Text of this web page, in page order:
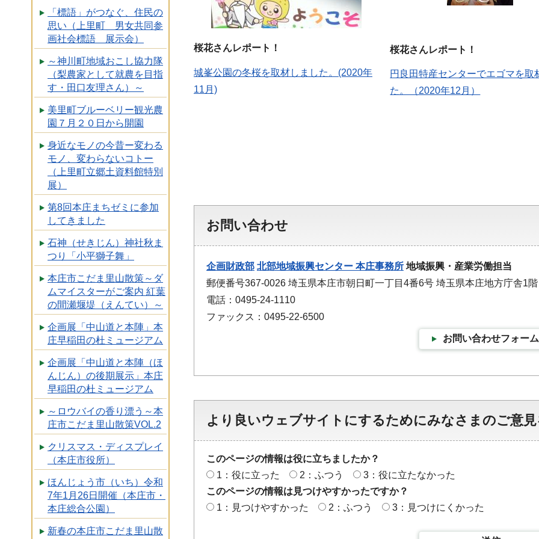
「標語」がつなぐ、住民の
思い（上里町 男女共同参
画社会標語 展示会）
～神川町地域おこし協力隊
（梨農家として就農を目指
す・田口友理さん）～
美里町ブルーベリー観光農
園７月２０日から開園
身近なモノの今昔ー変わる
モノ、変わらないコトー
（上里町立郷土資料館特別
展）
第8回本庄まちゼミに参加
してきました
石神（せきじん）神社秋ま
つり「小平獅子舞」
本庄市こだま里山散策～ダ
ムマイスターがご案内 紅葉
の間瀬堰堤（えんてい）～
企画展「中山道と本陣」本
庄早稲田の杜ミュージアム
企画展「中山道と本陣（ほ
んじん）の後期展示」本庄
早稲田の杜ミュージアム
～ロウバイの香り漂う～本
庄市こだま里山散策VOL.2
クリスマス・ディスプレイ
（本庄市役所）
ほんじょう市（いち）令和
7年1月26日開催（本庄市・
本庄総合公園）
新春の本庄市こだま里山散
桜花さんレポート！
城峯公園の冬桜を取材しました。(2020年
11月)
桜花さんレポート！
円良田特産センターでエゴマを取
た。（2020年12月）
お問い合わせ
企画財政部 北部地域振興センター 本庄事務所 地域振興・産業労働担当
郵便番号367-0026 埼玉県本庄市朝日町一丁目4番6号 埼玉県本庄地方庁舎1階
電話：0495-24-1110
ファックス：0495-22-6500
お問い合わせフォーム
より良いウェブサイトにするためにみなさまのご意
このページの情報は役に立ちましたか？
1：役に立った
2：ふつう
3：役に立たなかった
このページの情報は見つけやすかったですか？
1：見つけやすかった
2：ふつう 3：見つけにくかった